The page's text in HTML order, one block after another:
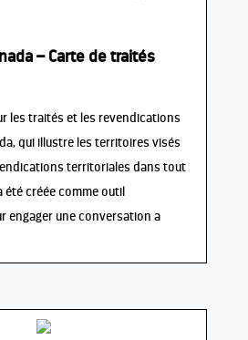
– Carte de traités
les traités et les revendications
qui illustre les territoires visés
territoriales dans tout
été créée comme outil
engager une conversation a